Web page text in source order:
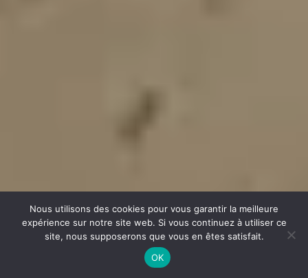
Nous utilisons des cookies pour vous garantir la meilleure
expérience sur notre site web. Si vous continuez à utiliser ce
site, nous supposerons que vous en êtes satisfait.
OK